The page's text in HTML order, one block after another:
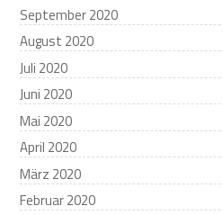
September 2020
August 2020
Juli 2020
Juni 2020
Mai 2020
April 2020
März 2020
Februar 2020